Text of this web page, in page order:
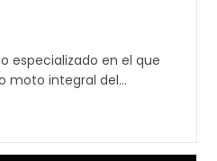
especializado en el que
moto integral del…